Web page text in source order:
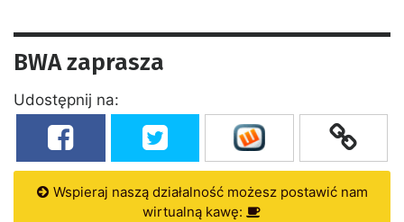
BWA zaprasza
Udostępnij na:
Wspieraj naszą działalność możesz postawić nam
wirtualną kawę: